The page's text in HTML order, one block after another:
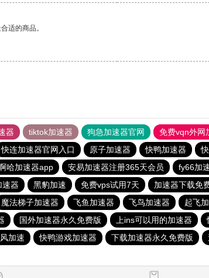
适的商品。
器 tiktok加速器 狗急加速器官网 免费vqn外网
快连加速器官网入口 原子加速器 快鸭加速器
哈加速器app 安易加速器注册365天会员 fy66加
速器 黑豹加速 免费vps试用7天 加速器下载免
魔法梯子加速器 飞鱼加速器 飞鸟加速器 起飞
国外加速器永久免费版 上ins可以用的加速器
加速 快鸭游戏加速器 下载加速器永久免费版